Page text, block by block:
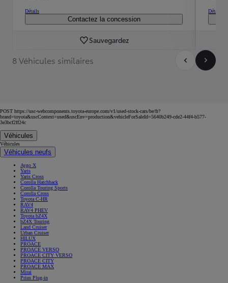
Détails
Contactez la concession
Sauvegardez
Détails
8 Véhicules similaires
POST https://usc-webcomponents.toyota-europe.com/v1/used-stock-cars/be/fr?
brand=toyota&uscContext=used&uscEnv=production&vehicleForSaleId=5640b249-cde2-44f4-b577-
3e3bcf2ff24c
Véhicules
Véhicules
Véhicules neufs
Aygo X
Yaris
Yaris Cross
Corolla Hatchback
Corolla Touring Sports
Corolla Cross
Toyota C-HR
RAV4
RAV4 PHEV
Toyota bZ4X
bZ4X Touring
Land Cruiser
Urban Cruiser
HILUX
PROACE
PROACE VERSO
PROACE CITY VERSO
PROACE CITY
PROACE MAX
Mirai
Prius Plug-in